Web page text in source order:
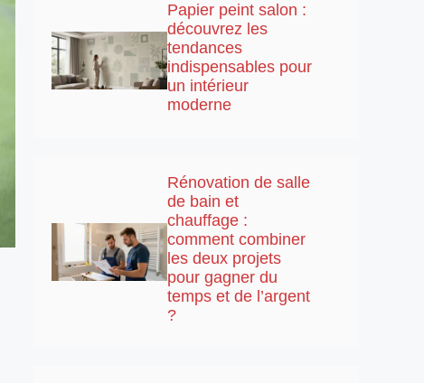
Papier peint salon :
découvrez les
tendances
indispensables pour
un intérieur
moderne
Rénovation de salle
de bain et
chauffage :
comment combiner
les deux projets
pour gagner du
temps et de l’argent
?